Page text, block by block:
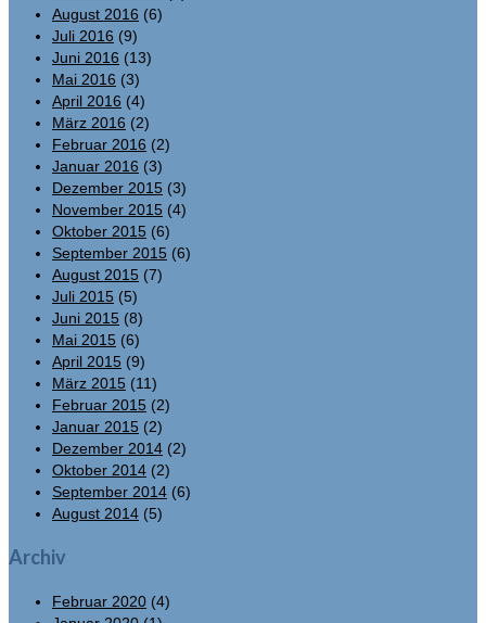
August 2016 (6)
Juli 2016 (9)
Juni 2016 (13)
Mai 2016 (3)
April 2016 (4)
März 2016 (2)
Februar 2016 (2)
Januar 2016 (3)
Dezember 2015 (3)
November 2015 (4)
Oktober 2015 (6)
September 2015 (6)
August 2015 (7)
Juli 2015 (5)
Juni 2015 (8)
Mai 2015 (6)
April 2015 (9)
März 2015 (11)
Februar 2015 (2)
Januar 2015 (2)
Dezember 2014 (2)
Oktober 2014 (2)
September 2014 (6)
August 2014 (5)
Archiv
Februar 2020 (4)